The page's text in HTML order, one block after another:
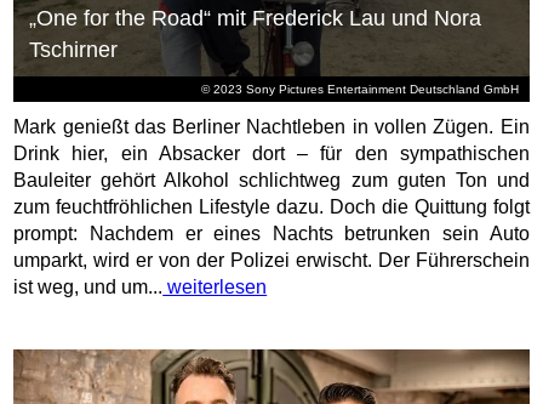
© 2023 Sony Pictures Entertainment Deutschland GmbH
„One for the Road“ mit Frederick Lau und Nora
Tschirner
Mark genießt das Berliner Nachtleben in vollen Zügen. Ein
Drink hier, ein Absacker dort – für den sympathischen
Bauleiter gehört Alkohol schlichtweg zum guten Ton und
zum feuchtfröhlichen Lifestyle dazu. Doch die Quittung folgt
prompt: Nachdem er eines Nachts betrunken sein Auto
umparkt, wird er von der Polizei erwischt. Der Führerschein
ist weg, und um... weiterlesen